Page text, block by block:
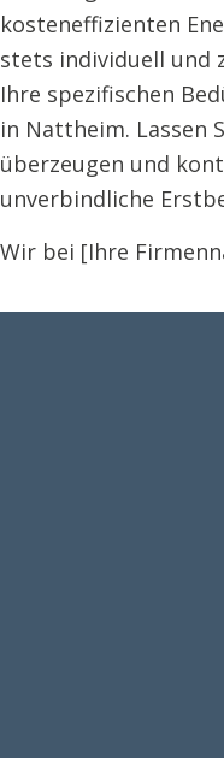
kosteneffizienten
stets individuell
Ihre spezifischen
in Nattheim. Lassen
überzeugen und
unverbindliche
Wir bei [Ihre